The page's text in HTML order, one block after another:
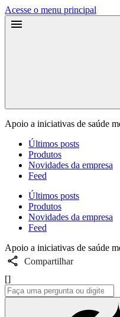
Acesse o menu principal
Apoio a iniciativas de saúde
Últimos posts
Produtos
Novidades da empresa
Feed
Últimos posts
Produtos
Novidades da empresa
Feed
Apoio a iniciativas de saúde
Compartilhar
[]